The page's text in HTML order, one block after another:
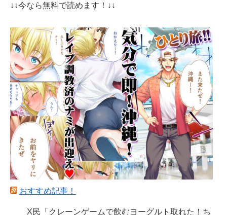
↓↓今なら無料で読めます！↓↓
おすすめ記事！
X民「クレーンゲームで飲むヨーグルト取れた！ち